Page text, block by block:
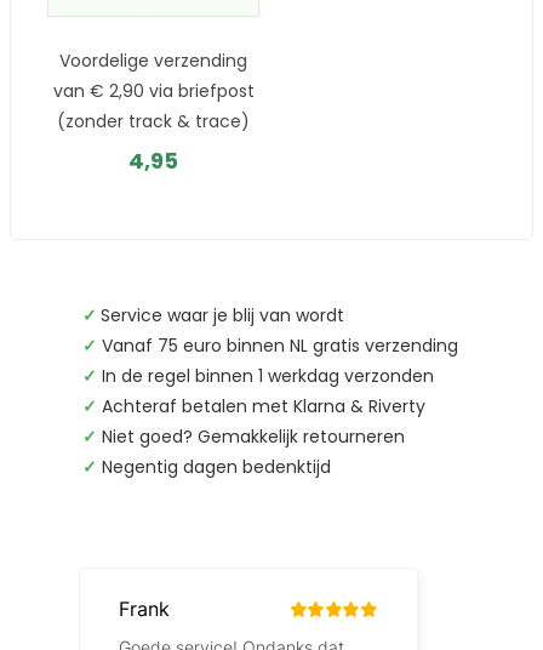
Voordelige verzending
van € 2,90 via briefpost
(zonder track & trace)
4,95
✓ Service waar je blij van wordt
✓ Vanaf 75 euro binnen NL gratis verzending
✓ In de regel binnen 1 werkdag verzonden
✓ Achteraf betalen met Klarna & Riverty
✓ Niet goed? Gemakkelijk retourneren
✓ Negentig dagen bedenktijd